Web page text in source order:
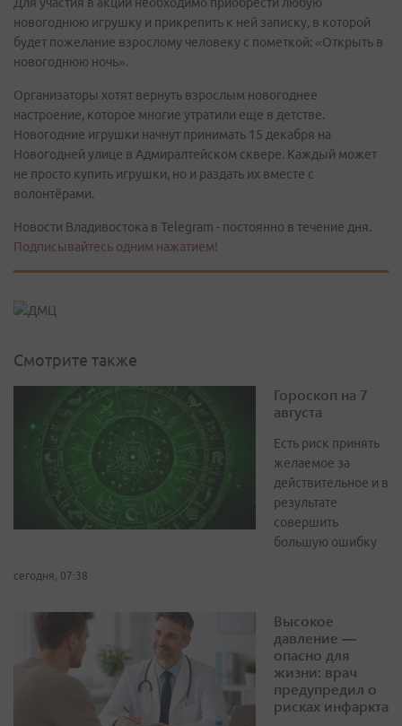
новогоднюю игрушку и прикрепить к ней записку, в которой
будет пожелание взрослому человеку с пометкой: «Открыть в
новогоднюю ночь».
Организаторы хотят вернуть взрослым новогоднее
настроение, которое многие утратили еще в детстве.
Новогодние игрушки начнут принимать 15 декабря на
Новогодней улице в Адмиралтейском сквере. Каждый может
не просто купить игрушки, но и раздать их вместе с
волонтёрами.
Новости Владивостока в Telegram - постоянно в течение дня.
Подписывайтесь одним нажатием!
Смотрите также
Гороскоп на 7
августа
Есть риск принять
желаемое за
действительное и в
результате
совершить
большую ошибку
сегодня, 07:38
Высокое
давление —
опасно для
жизни: врач
предупредил о
рисках инфаркта